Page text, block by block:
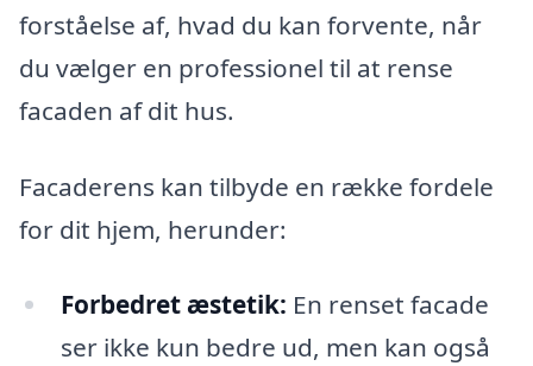
forståelse af, hvad du kan forvente, når
du vælger en professionel til at rense
facaden af dit hus.
Facaderens kan tilbyde en række fordele
for dit hjem, herunder:
Forbedret æstetik: En renset facade
ser ikke kun bedre ud, men kan også